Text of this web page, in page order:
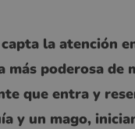
la atención
poderosa de
que entra y
y un mago,